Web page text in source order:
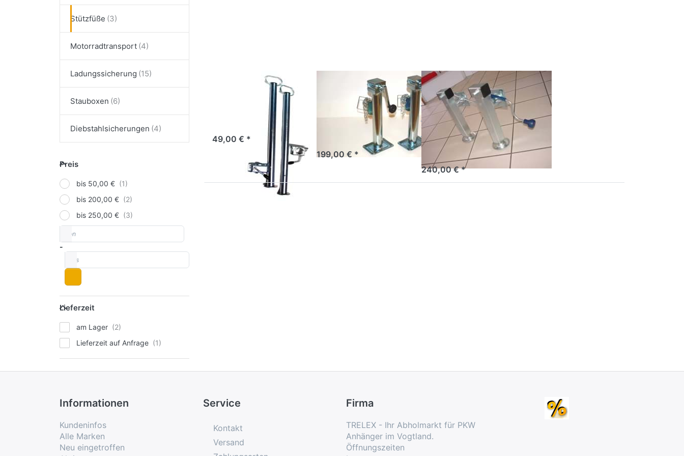
Stützfüße
Motorradtransport
Ladungssicherung
Stauboxen
Diebstahlsicherungen
Preis
Preis
bis 50,00 €
bis 200,00 €
bis 250,00 €
Preisspanne
-
Lieferzeit
Lieferzeit
am Lager
Lieferzeit auf Anfrage
Satz Stützfüße
Satz Stützfüße mit
Klemmhalter 700 mm
49,00 € *
Klappkurbelstützen
Kurbel fest
Satz Klappkurbelstützen
199,00 € *
Satz
Klappkurbelstützen
mit extra
Kurbel
Satz Klappkurbelstützen
mit Kurbel
240,00 € *
Informationen
Kundeninfos
Alle Marken
Neu eingetroffen
Service
Kontakt
Versand
Firma
TRELEX - Ihr Abholmarkt für PKW
Anhänger im Vogtland.
Öffnungszeiten